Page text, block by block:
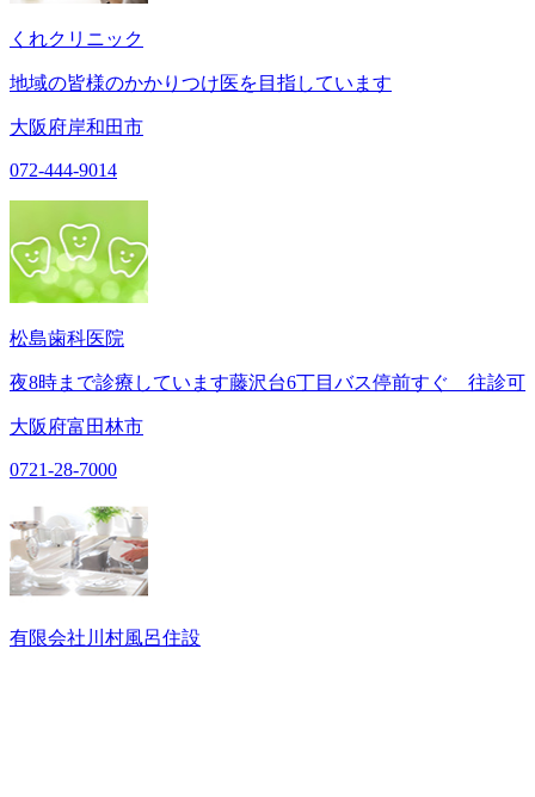
くれクリニック
地域の皆様のかかりつけ医を目指しています
大阪府岸和田市
072-444-9014
松島歯科医院
夜8時まで診療しています藤沢台6丁目バス停前すぐ 往診可
大阪府富田林市
0721-28-7000
有限会社川村風呂住設